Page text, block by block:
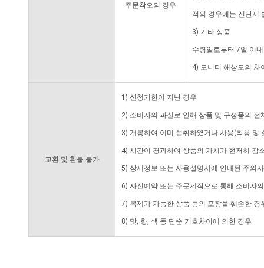
주문착오의 경우
적의 경우에는 진단서
3) 기타 상품
수령일로부터 7일 이
4) 모니터 해상도의 차
교환 및 환불 불가
1) 신청기한이 지난 경우
2) 소비자의 과실로 인해 상품 및 구성품의
3) 개봉하여 이미 섭취하였거나 사용(착용 및
4) 시간이 경과하여 상품의 가치가 현저히 감
5) 상세정보 또는 사용설명서에 안내된 주의
6) 사전예약 또는 주문제작으로 통해 소비자
7) 복제가 가능한 상품 등의 포장을 훼손한 경
8) 맛, 향, 색 등 단순 기호차이에 의한 경우